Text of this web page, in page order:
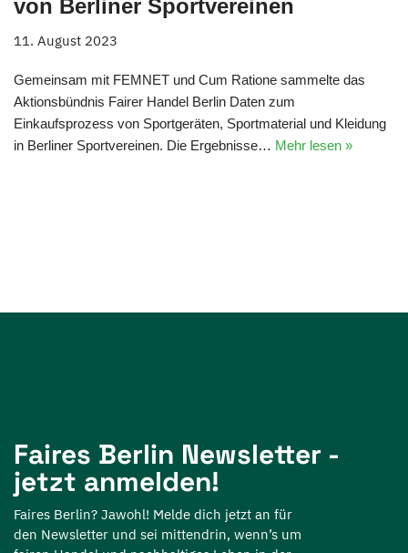
von Berliner Sportvereinen
11. August 2023
Gemeinsam mit FEMNET und Cum Ratione sammelte das
Aktionsbündnis Fairer Handel Berlin Daten zum
Einkaufsprozess von Sportgeräten, Sportmaterial und Kleidung
in Berliner Sportvereinen. Die Ergebnisse… Mehr lesen »
Faires Berlin Newsletter -
jetzt anmelden!
Faires Berlin? Jawohl! Melde dich jetzt an für
den Newsletter und sei mittendrin, wenn’s um